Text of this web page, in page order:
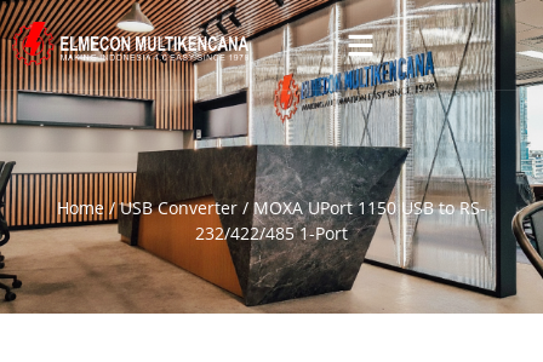
Home/USB Converter/ MOXA UPort 1150 USB to RS-
232/422/485 1-Port